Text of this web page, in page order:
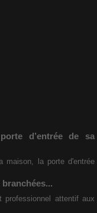
d’entrée de sa
maison, la porte d'entrée
professionnel attentif aux